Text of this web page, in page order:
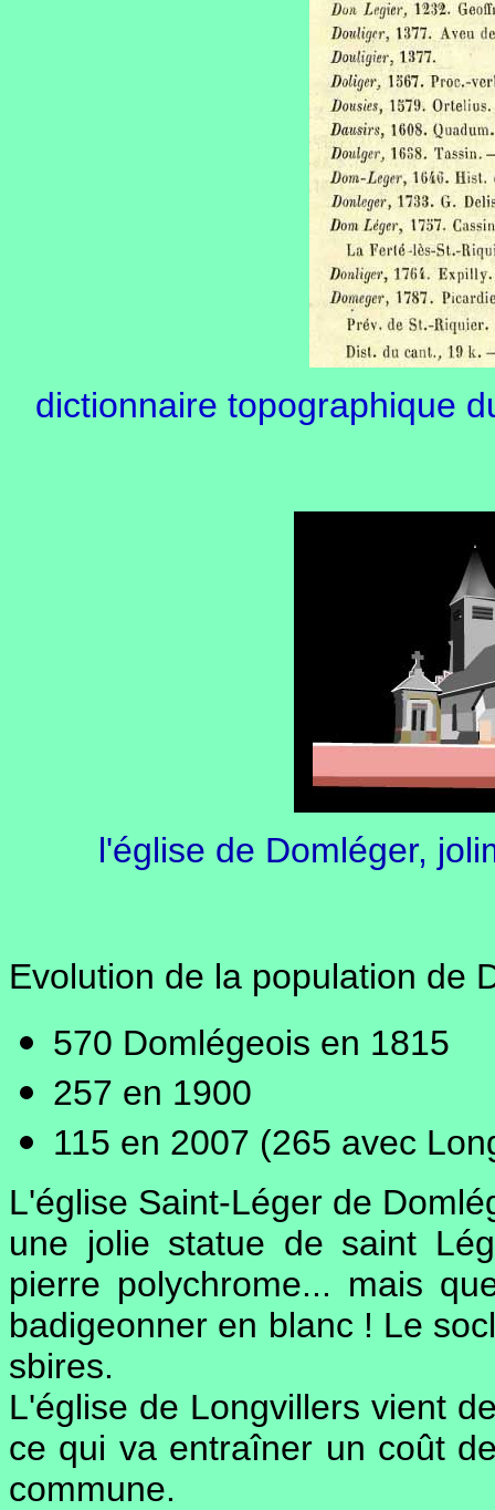
dictionnaire topographique
l'église de Domléger,
Evolution de la population de
570 Domlégeois en 1815
257 en 1900
115 en 2007 (265 avec
L'église Saint-Léger de
une jolie statue de saint
pierre polychrome... mais
badigeonner en blanc ! Le
sbires.
L'église de Longvillers vient
ce qui va entraîner un coût
commune.